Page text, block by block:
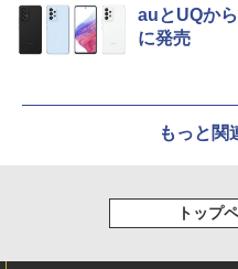
auとUQか
に発売
もっと関
トップ